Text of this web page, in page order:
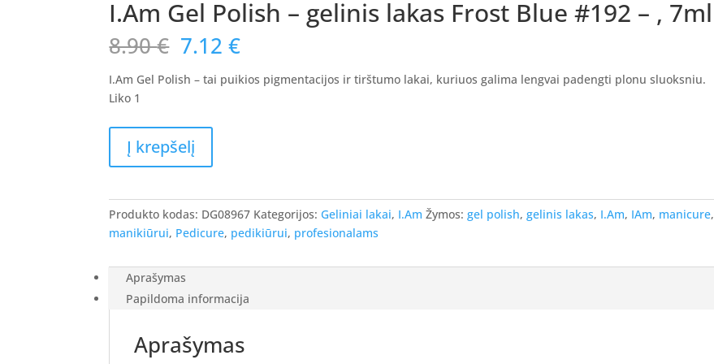
I.Am Gel Polish – gelinis lakas Frost Blue #192 – , 7ml
8.90€ Original
price
was:
7.12€Current
is:
I.Am Gel Polish – tai puikios pigmentacijos ir tirštumo lakai, kuriuos galima lengvai padengti plonu sluoksniu.
Liko 1
kiekis:
Polish
-
lakas
Frost
Blue
Į krepšelį
Produkto kodas: DG08967 Kategorijos: Geliniai lakai, I.Am Žymos:gel polish,gelinis lakas, I.Am, IAm, manicure,
manikiūrui, Pedicure, pedikiūrui, profesionalams
Aprašymas
Papildoma informacija
Aprašymas